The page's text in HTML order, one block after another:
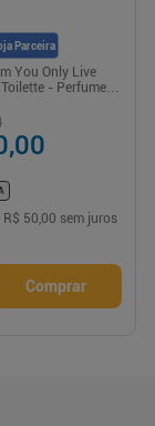
Parceira
You Only Live
- Perfume
R$ 50,00 sem juros
Comprar